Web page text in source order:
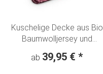
Kuschelige Decke aus Bio
Baumwolljersey und
ab 39,95 € *